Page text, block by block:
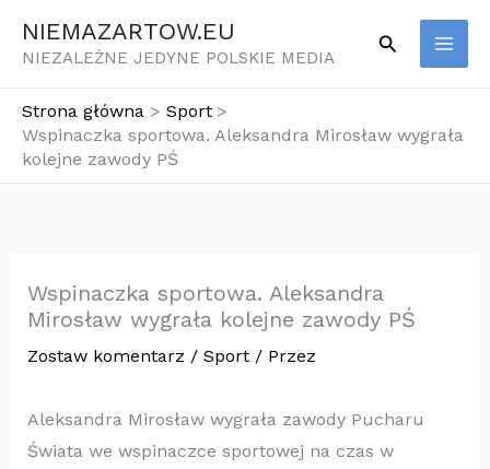
NIEMAZARTOW.EU
NIEZALEŻNE JEDYNE POLSKIE MEDIA
Szukaj
Strona główna
Sport
Wspinaczka sportowa. Aleksandra Mirosław wygrała
kolejne zawody PŚ
Wspinaczka sportowa. Aleksandra
Mirosław wygrała kolejne zawody PŚ
Zostaw komentarz / Sport/ Przez
Aleksandra Mirosław wygrała zawody Pucharu
Świata we wspinaczce sportowej na czas w